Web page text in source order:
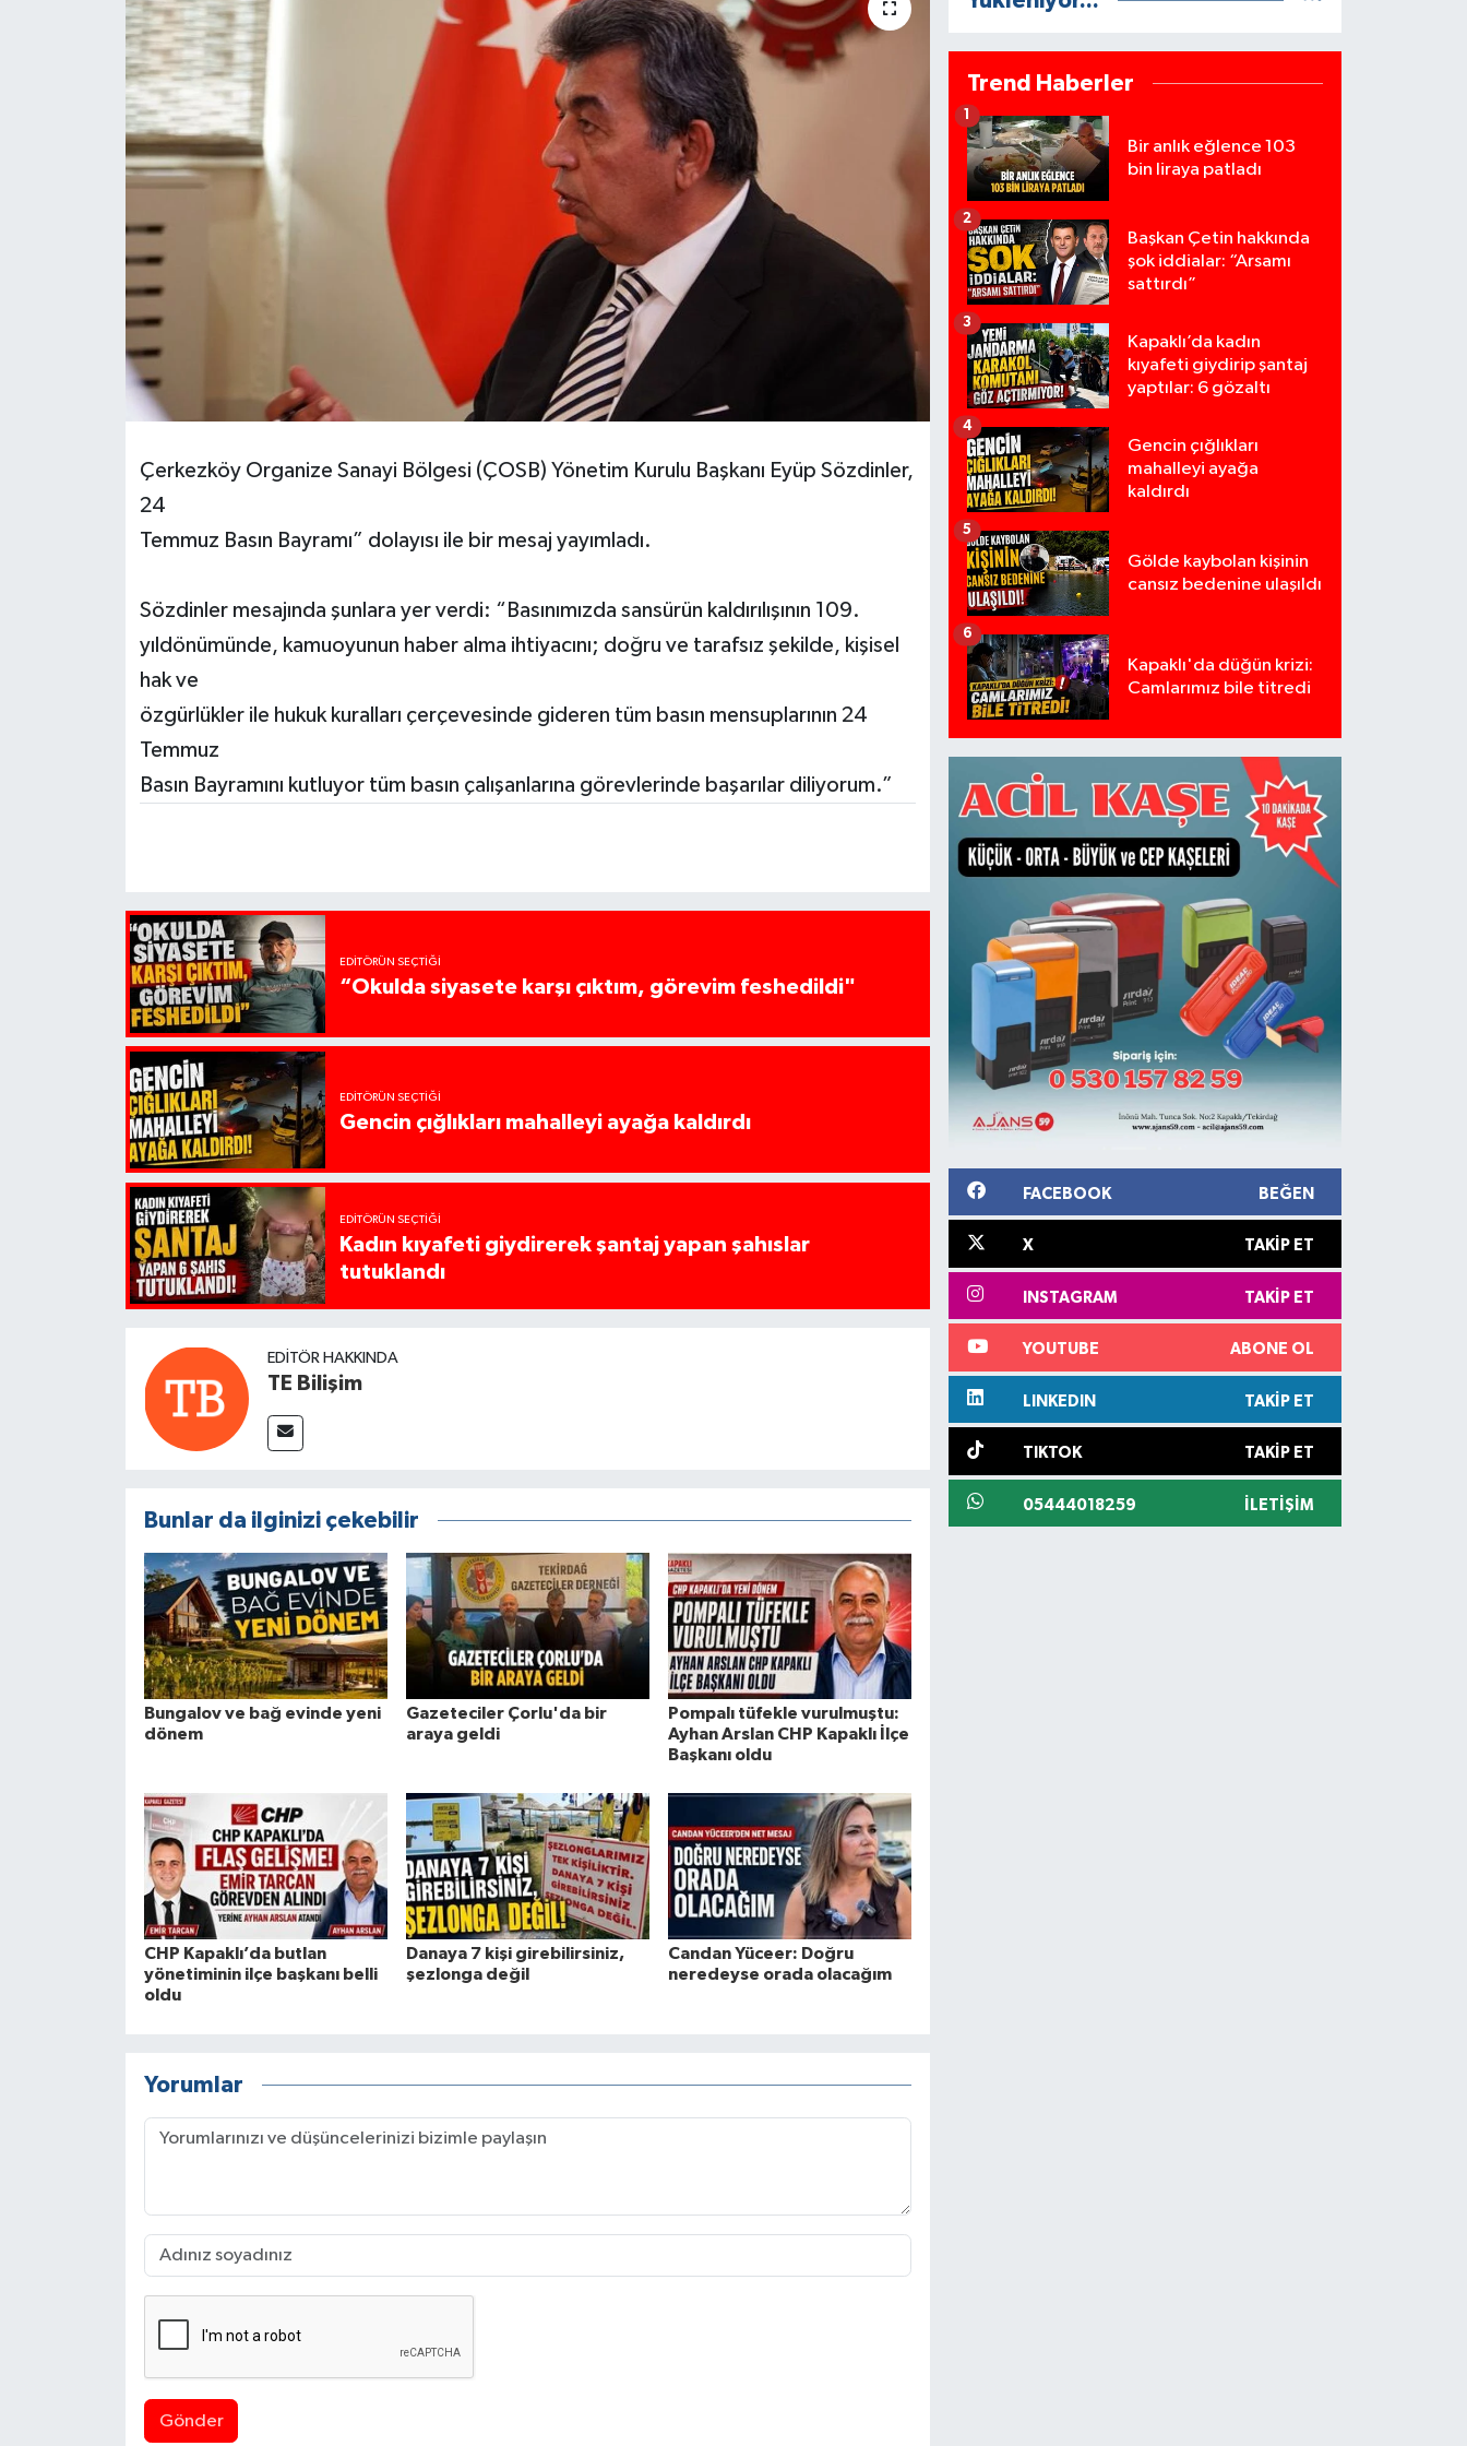
Çerkezköy Organize Sanayi Bölgesi (ÇOSB) Yönetim Kurulu Başkanı Eyüp Sözdinler,
24
Temmuz Basın Bayramı” dolayısı ile bir mesaj yayımladı.
Sözdinler mesajında şunlara yer verdi: “Basınımızda sansürün kaldırılışının 109.
yıldönümünde, kamuoyunun haber alma ihtiyacını; doğru ve tarafsız şekilde, kişisel
hak ve
özgürlükler ile hukuk kuralları çerçevesinde gideren tüm basın mensuplarının 24
Temmuz
Basın Bayramını kutluyor tüm basın çalışanlarına görevlerinde başarılar diliyorum.”
EDITÖRÜN SEÇTIĞI
“Okulda siyasete karşı çıktım, görevim feshedildi"
EDITÖRÜN SEÇTIĞI
Gencin çığlıkları mahalleyi ayağa kaldırdı
EDITÖRÜN SEÇTIĞI
Kadın kıyafeti giydirerek şantaj yapan şahıslar
tutuklandı
EDITÖR HAKKINDA
TE Bilişim
Bunlar da ilginizi çekebilir
Bungalov ve bağ evinde yeni
dönem
Gazeteciler Çorlu'da bir
araya geldi
Pompalı tüfekle vurulmuştu:
Ayhan Arslan CHP Kapaklı İlçe
Başkanı oldu
CHP Kapaklı’da butlan
yönetiminin ilçe başkanı belli
oldu
Danaya 7 kişi girebilirsiniz,
şezlonga değil
Candan Yüceer: Doğru
neredeyse orada olacağım
Yorumlar
Gönder
Trend Haberler
Bir anlık eğlence 103
bin liraya patladı
1
Başkan Çetin hakkında
şok iddialar: “Arsamı
sattırdı”
2
Kapaklı’da kadın
kıyafeti giydirip şantaj
yaptılar: 6 gözaltı
3
Gencin çığlıkları
mahalleyi ayağa
kaldırdı
4
Gölde kaybolan kişinin
cansız bedenine ulaşıldı
5
Kapaklı'da düğün krizi:
Camlarımız bile titredi
6
FACEBOOK BEĞEN
X TAKIP ET
INSTAGRAM TAKIP ET
YOUTUBE ABONE OL
LINKEDIN TAKIP ET
TIKTOK TAKIP ET
05444018259 İLETIŞIM
Ekonomi
Teknoloji